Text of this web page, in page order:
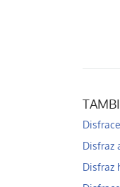
Disfraz
Disfraz